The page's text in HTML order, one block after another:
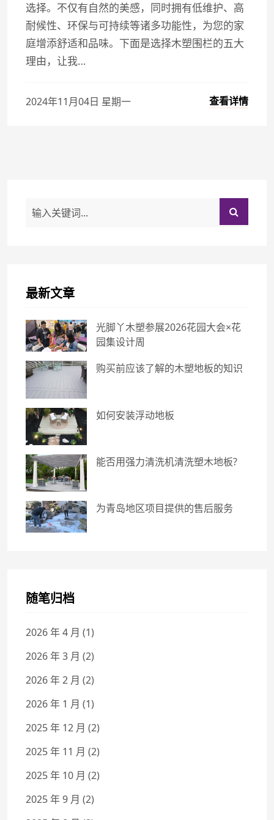
选择。不仅有自然的美感，同时拥有低维护、高
耐候性、环保与可持续等诸多功能性，为您的家
庭增添舒适和品味。下面是选择木塑围栏的五大
理由，让我…
2024年11月04日 星期一 查看详情
最新文章
光脚丫木塑参展2026花园大会×花
园集设计周
购买前应该了解的木塑地板的知识
如何安装浮动地板
能否用强力清洗机清洗塑木地板?
为青岛地区项目提供的售后服务
随笔归档
2026 年 4 月 (1)
2026 年 3 月 (2)
2026 年 2 月 (2)
2026 年 1 月 (1)
2025 年 12 月 (2)
2025 年 11 月 (2)
2025 年 10 月 (2)
2025 年 9 月 (2)